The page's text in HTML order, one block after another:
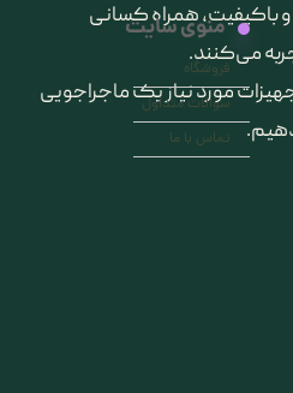
باکیفیت، همراه کسانی
می‌کنند.
مورد نیاز یک ماجراجویی
منوی سایت
فروشگاه
سوالات متداول
تماس با ما